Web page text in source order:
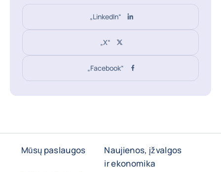
„LinkedIn“
„X“
„Facebook“
Mūsų paslaugos
Naujienos, įžvalgos
ir ekonomika